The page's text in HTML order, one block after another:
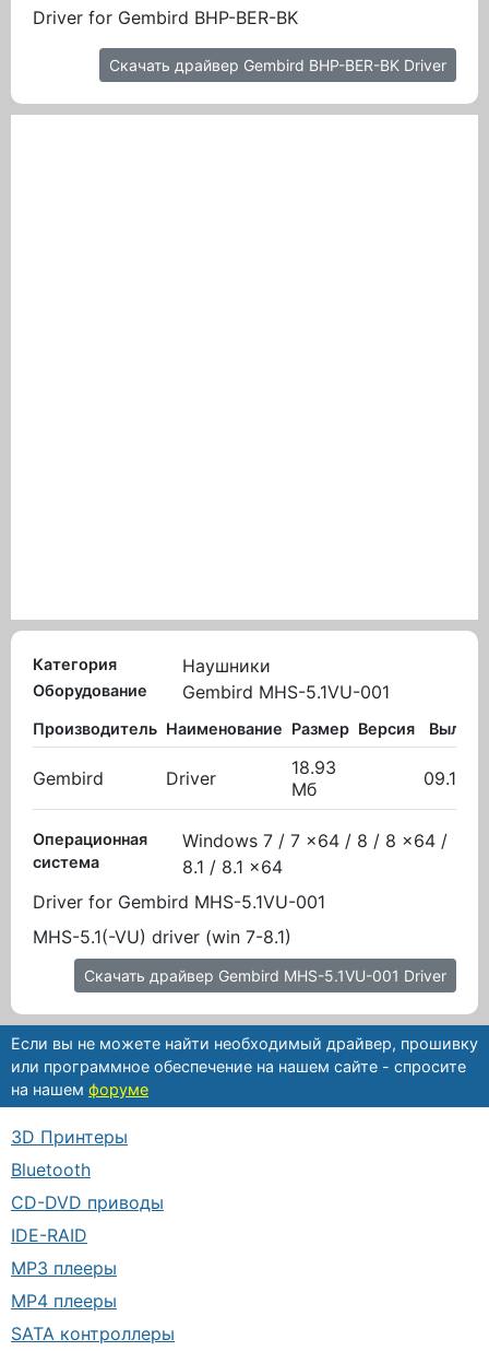
Driver for Gembird BHP-BER-BK
Скачать драйвер Gembird BHP-BER-BK Driver
Категория Наушники
Оборудование Gembird MHS-5.1VU-001
Производитель Наименование Размер Версия
Gembird Driver
18.93
Мб
Операционная
система
Windows 7 / 7 x64 / 8 / 8 x64 /
8.1 / 8.1 x64
Driver for Gembird MHS-5.1VU-001
MHS-5.1(-VU) driver (win 7-8.1)
Скачать драйвер Gembird MHS-5.1VU-001 Driver
Если вы не можете найти необходимый драйвер, прошивку
или программное обеспечение на нашем сайте - спросите
на нашем форуме
3D Принтеры
Bluetooth
CD-DVD приводы
IDE-RAID
MP3 плееры
MP4 плееры
SATA контроллеры